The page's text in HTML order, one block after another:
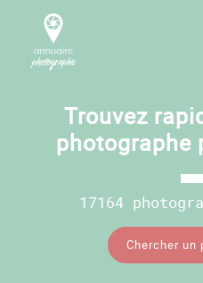
Trouvez
photographe
17164
Chercher un